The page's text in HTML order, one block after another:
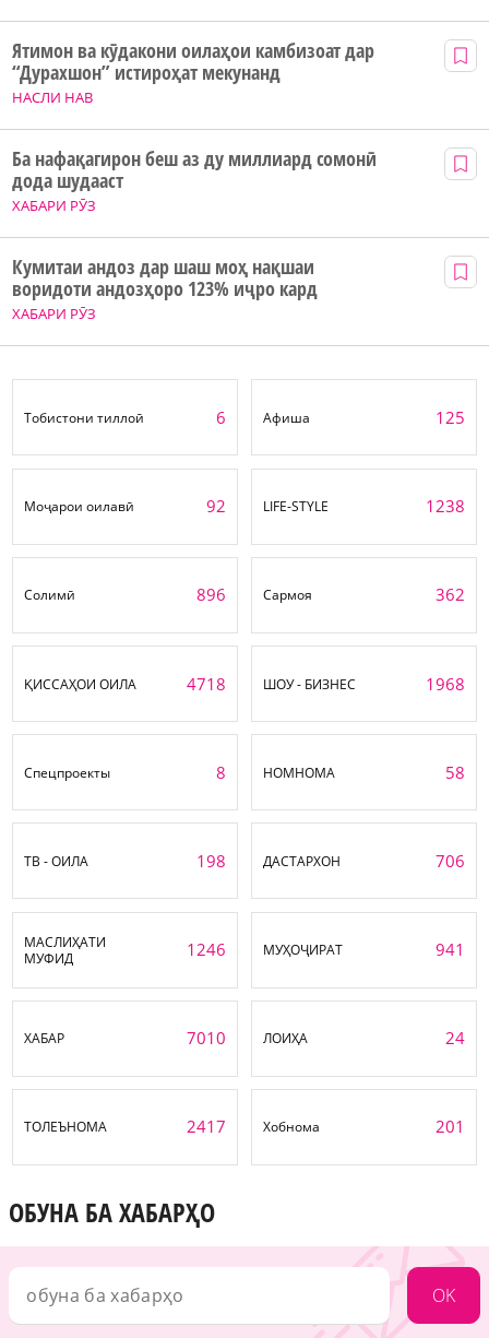
НАСЛИ НАВ
Ятимон ва кӯдакони оилаҳои камбизоат дар
“Дурахшон” истироҳат мекунанд
ХАБАРИ РӮЗ
Ба нафақагирон беш аз ду миллиард сомонӣ
дода шудааст
ХАБАРИ РӮЗ
Кумитаи андоз дар шаш моҳ нақшаи
воридоти андозҳоро 123% иҷро кард
Тобистони тиллоӣ 6 Афиша 125
Моҷарои оилавӣ 92 LIFE-STYLE 1238
Солимӣ 896 Сармоя 362
ҚИССАҲОИ ОИЛА 4718 ШОУ - БИЗНЕС 1968
Спецпроекты 8 НОМНОМА 58
ТВ - ОИЛА 198 ДАСТАРХОН 706
МАСЛИҲАТИ
МУФИД
1246 МУҲОҶИРАТ 941
ХАБАР 7010 ЛОИҲА 24
ТОЛЕЪНОМА 2417 Хобнома 201
ОБУНА БА ХАБАРҲО
OK